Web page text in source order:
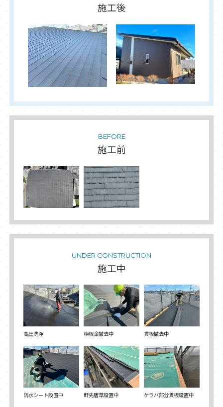
施工後
BEFORE
施工前
UNDER CONSTRUCTION
施工中
高圧洗浄 棟板金撤去中 貫板撤去中
防水シート設置中 軒先唐草設置中 ケラバ部分貫板設置中